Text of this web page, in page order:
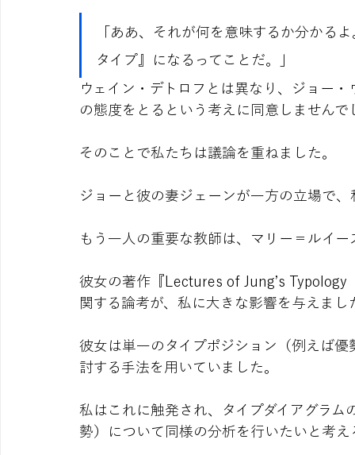
「ああ、それが何を意味するか分かる
タイプ』になるってことだ。」
ウェイン・デトロフとは異なり、ジョー
の態度をとるという考えに同意しませんで
そのことで私たちは議論を重ねました。
ジョーと彼の妻ジェーンが一方の立場で
もう一人の重要な教師は、マリー＝ルイ
彼女の著作『Lectures of Jung’s
関する論考が、私に大きな影響を与えまし
彼女は単一のタイプポジション（例えば
討する手法を用いていました。
私はこれに触発され、タイプダイアグラ
勢）について同様の分析を行いたいと考